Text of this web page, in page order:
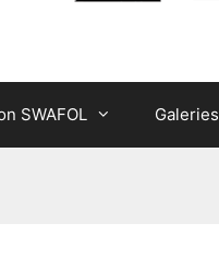
SWAFOL Galeries